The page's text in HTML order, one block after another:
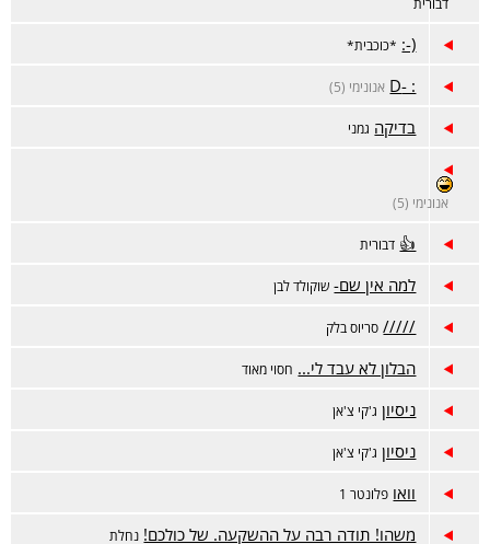
(-: *כוכבית*
: -D אנונימי (5)
בדיקה גמני
אנונימי (5)
👍 דבורית
למה אין שם- שוקולד לבן
///// סריוס בלק
הבלון לא עבד לי... חסוי מאוד
ניסיון ג'קי צ'אן
ניסיון ג'קי צ'אן
וואו פלונטר 1
משהו! תודה רבה על ההשקעה. של כולכם! נחלת